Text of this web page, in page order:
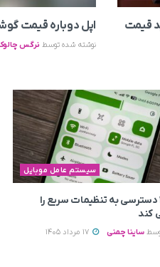
قیمت
اپل دوباره قیمت‌
نوشته شده توسط نرگس
سیستم عامل موبایل
اندروید ۱۷ دسترسی به تنظیمات سریع را
کند
ساینا چمنی 17 مرداد 1405